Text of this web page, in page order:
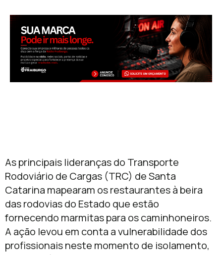
A ação foi idealizada pela Transpocred e
contou com grande participação da
Fetrancesc, Conselho Regional do SEST
SENAT (CR) de SC e núcleos da Comissão de
Jovens Empresários do TRC (Comjovem) no
pela Aceville Transportes.
Para o presidente da Fetrancesc,
Transpocred e CR/SC, Ari Rabaiolli, a medida
que reuniu voluntários em todo o Estado é
fundamental para garantir o bem-estar dos
motoristas. “Eles estão nas estradas neste
momento tão delicado para garantir que nós,